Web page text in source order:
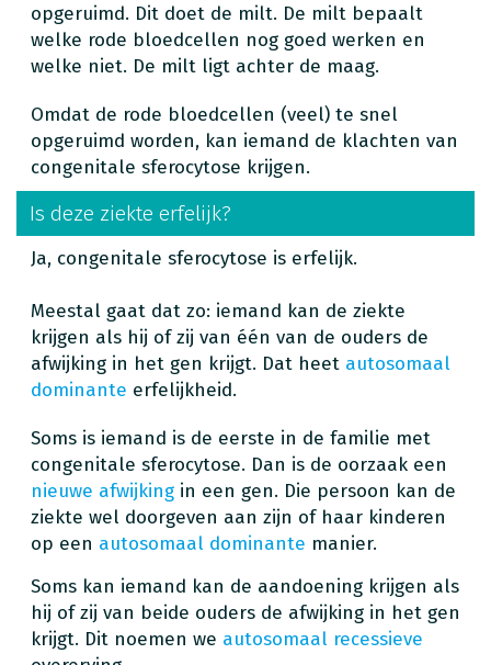
opgeruimd. Dit doet de milt. De milt bepaalt
welke rode bloedcellen nog goed werken en
welke niet. De milt ligt achter de maag.
Omdat de rode bloedcellen (veel) te snel
opgeruimd worden, kan iemand de klachten van
congenitale sferocytose krijgen.
Is deze ziekte erfelijk?
Ja, congenitale sferocytose is erfelijk.
Meestal gaat dat zo: iemand kan de ziekte
krijgen als hij of zij van één van de ouders de
afwijking in het gen krijgt. Dat heet autosomaal
dominante erfelijkheid.
Soms is iemand is de eerste in de familie met
congenitale sferocytose. Dan is de oorzaak een
nieuwe afwijking in een gen. Die persoon kan de
ziekte wel doorgeven aan zijn of haar kinderen
op een autosomaal dominante manier.
Soms kan iemand kan de aandoening krijgen als
hij of zij van beide ouders de afwijking in het gen
krijgt. Dit noemen we autosomaal recessieve